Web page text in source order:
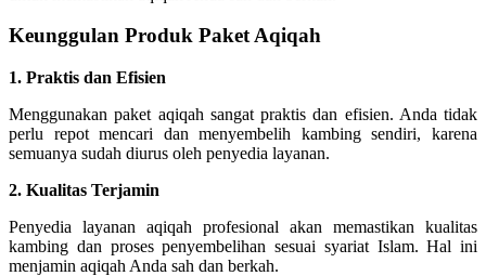
Keunggulan Produk Paket Aqiqah
1. Praktis dan Efisien
Menggunakan paket aqiqah sangat praktis dan efisien. Anda tidak
perlu repot mencari dan menyembelih kambing sendiri, karena
semuanya sudah diurus oleh penyedia layanan.
2. Kualitas Terjamin
Penyedia layanan aqiqah profesional akan memastikan kualitas
kambing dan proses penyembelihan sesuai syariat Islam. Hal ini
menjamin aqiqah Anda sah dan berkah.